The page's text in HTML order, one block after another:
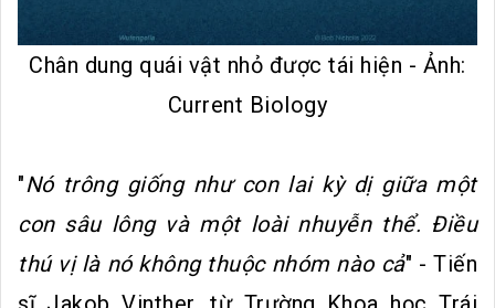
Chân dung quái vật nhỏ được tái hiện - Ảnh:
Current Biology
"Nó trông giống như con lai kỳ dị giữa một
con sâu lông và một loài nhuyễn thể. Điều
thú vị là nó không thuộc nhóm nào cả" - Tiến